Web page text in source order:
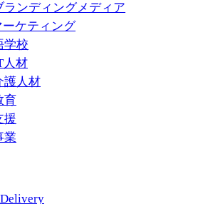
ランディングメディア
ーケティング
学校
人材
護人材
育
援
業
Delivery